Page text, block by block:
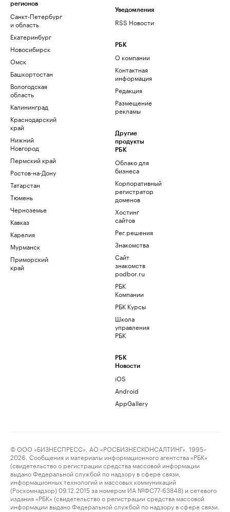
регионов
Санкт-Петербург
и область
Екатеринбург
Новосибирск
Омск
Башкортостан
Вологодская
область
Калининград
Краснодарский
край
Нижний
Новгород
Пермский край
Ростов-на-Дону
Татарстан
Тюмень
Черноземье
Кавказ
Карелия
Мурманск
Приморский
край
Уведомления
RSS Новости
РБК
О компании
Контактная
информация
Редакция
Размещение
рекламы
Другие
продукты
РБК
Облако для
бизнеса
Корпоративный
регистратор
доменов
Хостинг
сайтов
Рег.решения
Знакомства
Сайт
знакомств
podbor.ru
РБК
Компании
РБК Курсы
Школа
управления
РБК
РБК
Новости
iOS
Android
AppGallery
© ООО «БИЗНЕСПРЕСС», АО «РОСБИЗНЕСКОНСАЛТИНГ», 1995–
2026. Сообщения и материалы информационного агентства «РБК»
(свидетельство о регистрации средства массовой информации
выдано Федеральной службой по надзору в сфере связи,
информационных технологий и массовых коммуникаций
(Роскомнадзор) 09.12.2015 за номером ИА №ФС77-63848) и сетевого
издания «РБК» (свидетельство о регистрации средства массовой
информации выдано Федеральной службой по надзору в сфере связи,